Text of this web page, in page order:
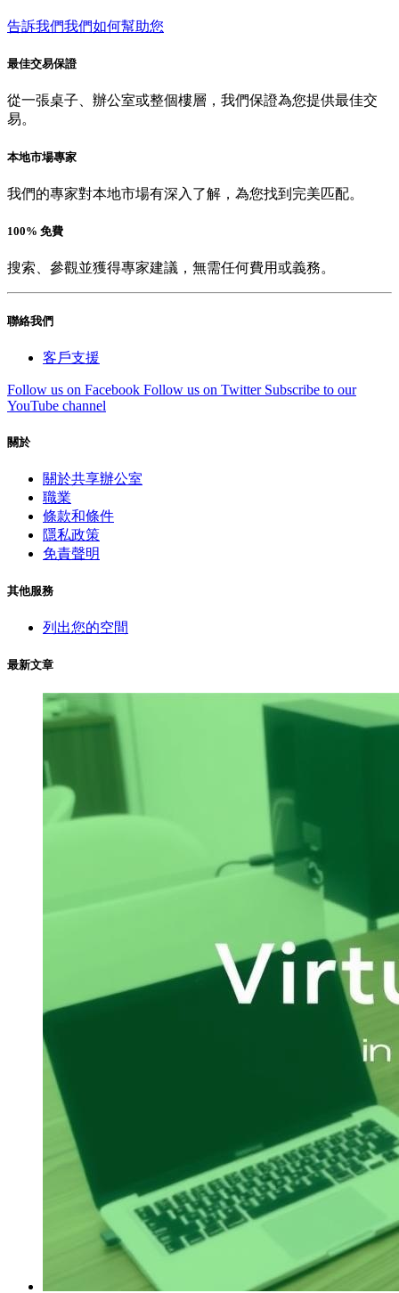
告訴我們我們如何幫助您
最佳交易保證
從一張桌子、辦公室或整個樓層，我們保證為您提供最佳交
易。
本地市場專家
我們的專家對本地市場有深入了解，為您找到完美匹配。
100% 免費
搜索、參觀並獲得專家建議，無需任何費用或義務。
聯絡我們
客戶支援
Follow us on Facebook Follow us on Twitter Subscribe to our
YouTube channel
關於
關於共享辦公室
職業
條款和條件
隱私政策
免責聲明
其他服務
列出您的空間
最新文章